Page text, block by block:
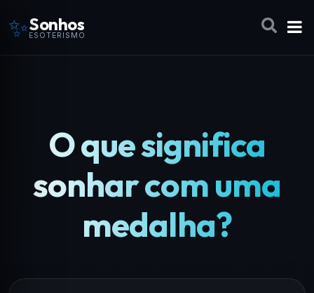
✨Sonhos
ESOTERISMO
O que significa
sonhar com uma
medalha?